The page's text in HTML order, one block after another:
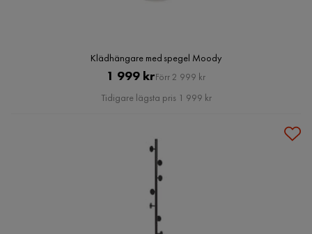
Klädhängare med spegel Moody
Pris
1 999 krOriginal
Pris
Förr 2 999 kr
Tidigare lägsta pris 1 999 kr